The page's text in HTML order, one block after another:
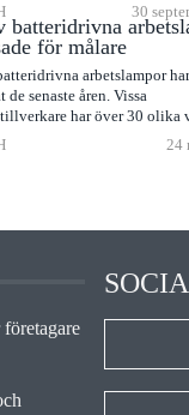
30
batteridrivna
för målare
arbetslampor
de senaste åren. Vissa
har över 30 olika
24